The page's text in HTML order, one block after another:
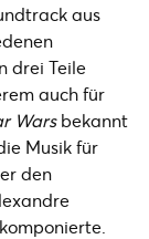
aus
drei Teile
auch für
Warsbekannt
Musik für
den